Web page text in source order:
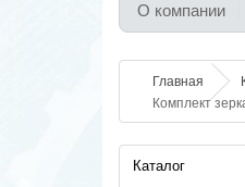
О компании
Главная
Комплект
Каталог